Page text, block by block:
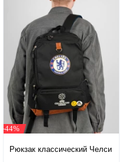
-44%
Рюкзак классический Челси